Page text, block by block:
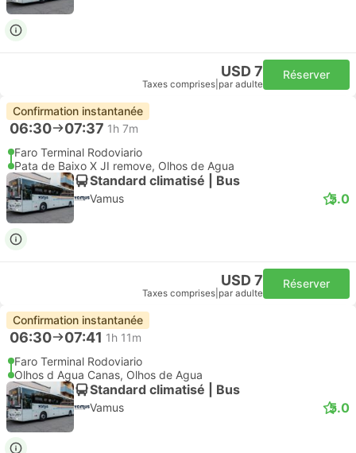
USD 7
Taxes comprises par adulte
Réserver
Confirmation instantanée
06:30 07:37 1h 7m
Faro Terminal Rodoviario
Pata de Baixo X JI remove, Olhos de Agua
Standard climatisé | Bus
Vamus 5.0
USD 7
Taxes comprises par adulte
Réserver
Confirmation instantanée
06:30 07:41 1h 11m
Faro Terminal Rodoviario
Olhos d Agua Canas, Olhos de Agua
Standard climatisé | Bus
Vamus 5.0